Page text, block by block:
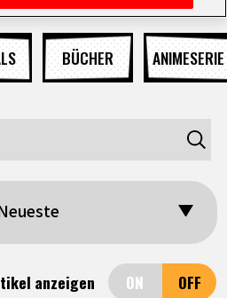
BÜCHER ANIMESERIE
anzeigen